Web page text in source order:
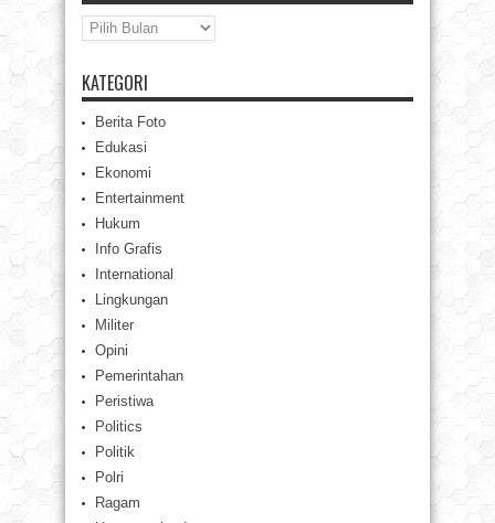
Arsip
KATEGORI
Berita Foto
Edukasi
Ekonomi
Entertainment
Hukum
Info Grafis
International
Lingkungan
Militer
Opini
Pemerintahan
Peristiwa
Politics
Politik
Polri
Ragam